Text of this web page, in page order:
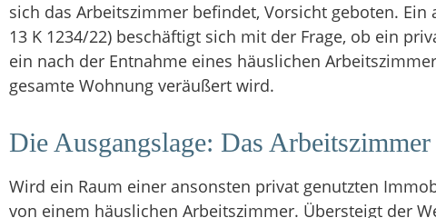
sich das Arbeitszimmer befindet, Vorsicht geboten.
13 K 1234/22) beschäftigt sich mit der Frage, ob ein
ein nach der Entnahme eines häuslichen
gesamte Wohnung veräußert wird.
Die Ausgangslage: Das
Wird ein Raum einer ansonsten privat genutzten
von einem häuslichen Arbeitszimmer. Übersteigt der